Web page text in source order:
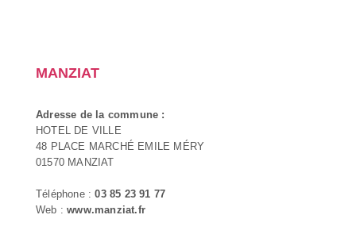
MANZIAT
Adresse de la commune :
HOTEL DE VILLE
48 PLACE MARCHÉ EMILE MÉRY
01570 MANZIAT
Téléphone :03 85 23 91 77
Web :www.manziat.fr